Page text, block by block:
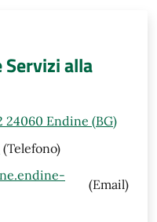
alla
24060 Endine (BG)
(Telefono)
(Email)